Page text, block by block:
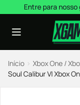
Pular para o conteúdo
Entre para
Início › Xbox One /
Soul Calibur VI Xbox